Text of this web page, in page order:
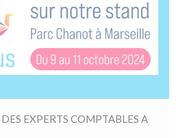
EXPERTS COMPTABLES A